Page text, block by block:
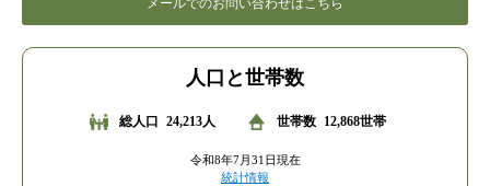
メールでのお問い合わせはこちら
人口と世帯数
総人口 24,213人 世帯数 12,868世帯
令和8年7月31日現在
統計情報